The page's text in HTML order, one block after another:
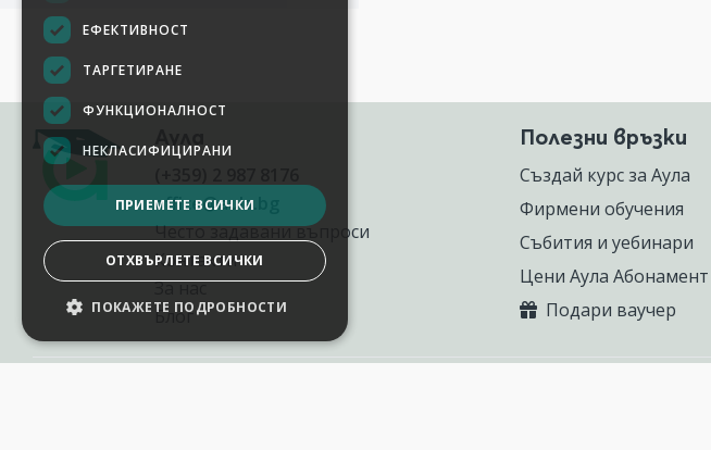
office@aula.bg
Често задавани въпроси
Контакти
За нас
Блог
Полезни връзки
Създай курс за Аула
Фирмени обучения
Събития и уебинари
Цени Аула Абонамент
Подари ваучер
ЕФЕКТИВНОСТ
ТАРГЕТИРАНЕ
ФУНКЦИОНАЛНОСТ
НЕКЛАСИФИЦИРАНИ
ПРИЕМЕТЕ ВСИЧКИ
ОТХВЪРЛЕТЕ ВСИЧКИ
ПОКАЖЕТЕ ПОДРОБНОСТИ